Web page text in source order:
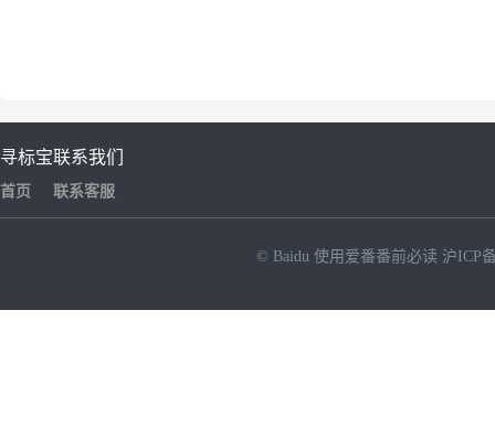
寻标宝
首页
联系我们
联系客服
© Baidu 使用爱番番前必读 沪ICP